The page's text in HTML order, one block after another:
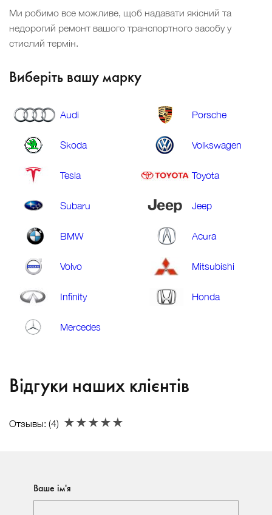
Ми робимо все можливе, щоб надавати якісний та
недорогий ремонт вашого транспортного засобу у
стислий термін.
Виберіть вашу марку
Audi Porsche
Skoda Volkswagen
Tesla Toyota
Subaru Jeep
BMW Acura
Volvo Mitsubishi
Infinity Honda
Mercedes
Відгуки наших клієнтів
Отзывы: (4)
Ваше ім'я